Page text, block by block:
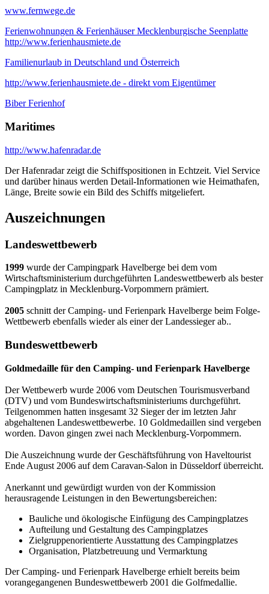
www.fernwege.de
Ferienwohnungen & Ferienhäuser Mecklenburgische Seenplatte
http://www.ferienhausmiete.de
Familienurlaub in Deutschland und Österreich
http://www.ferienhausmiete.de - direkt vom Eigentümer
Biber Ferienhof
Maritimes
http://www.hafenradar.de
Der Hafenradar zeigt die Schiffspositionen in Echtzeit. Viel Service
und darüber hinaus werden Detail-Informationen wie Heimathafen,
Länge, Breite sowie ein Bild des Schiffs mitgeliefert.
Auszeichnungen
Landeswettbewerb
1999 wurde der Campingpark Havelberge bei dem vom
Wirtschaftsministerium durchgeführten Landeswettbewerb als bester
Campingplatz in Mecklenburg-Vorpommern prämiert.
2005 schnitt der Camping- und Ferienpark Havelberge beim Folge-
Wettbewerb ebenfalls wieder als einer der Landessieger ab..
Bundeswettbewerb
Goldmedaille für den Camping- und Ferienpark Havelberge
Der Wettbewerb wurde 2006 vom Deutschen Tourismusverband
(DTV) und vom Bundeswirtschaftsministeriums durchgeführt.
Teilgenommen hatten insgesamt 32 Sieger der im letzten Jahr
abgehaltenen Landeswettbewerbe. 10 Goldmedaillen sind vergeben
worden. Davon gingen zwei nach Mecklenburg-Vorpommern.
Die Auszeichnung wurde der Geschäftsführung von Haveltourist
Ende August 2006 auf dem Caravan-Salon in Düsseldorf überreicht.
Anerkannt und gewürdigt wurden von der Kommission
herausragende Leistungen in den Bewertungsbereichen:
Bauliche und ökologische Einfügung des Campingplatzes
Aufteilung und Gestaltung des Campingplatzes
Zielgruppenorientierte Ausstattung des Campingplatzes
Organisation, Platzbetreuung und Vermarktung
Der Camping- und Ferienpark Havelberge erhielt bereits beim
vorangegangenen Bundeswettbewerb 2001 die Golfmedallie.